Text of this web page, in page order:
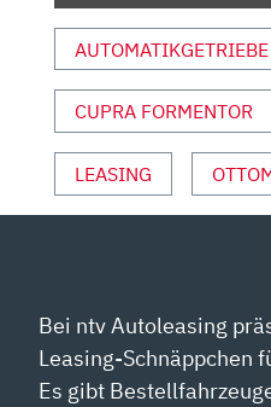
DEUTSCH,
REVIEW,
FAHRBERICHT“
VON
ANZEIGEN
AUTOMATIKGETRIEBE
CUPRA FORMENTOR
LEASING
Bei ntv Autoleasing
Leasing-Schnäppchen
Es gibt